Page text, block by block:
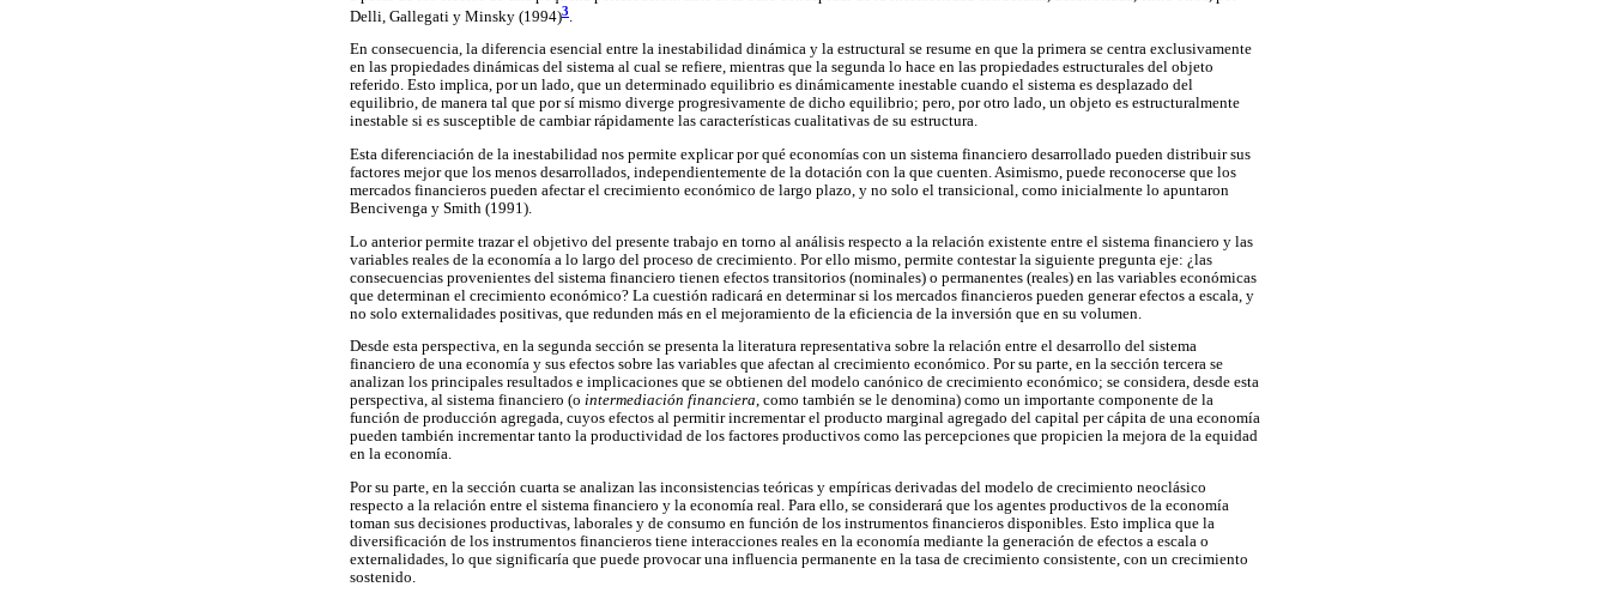
Delli, Gallegati y Minsky (1994)3
En consecuencia, la diferencia esencial entre la inestabilidad dinámica y la estructural se resume en que la primera se centra exclusivamente
en las propiedades dinámicas del sistema al cual se refiere, mientras que la segunda lo hace en las propiedades estructurales del objeto
referido. Esto implica, por un lado, que un determinado equilibrio es dinámicamente inestable cuando el sistema es desplazado del
equilibrio, de manera tal que por sí mismo diverge progresivamente de dicho equilibrio; pero, por otro lado, un objeto es estructuralmente
inestable si es susceptible de cambiar rápidamente las características cualitativas de su estructura.
Esta diferenciación de la inestabilidad nos permite explicar por qué economías con un sistema financiero desarrollado pueden distribuir sus
factores mejor que los menos desarrollados, independientemente de la dotación con la que cuenten. Asimismo, puede reconocerse que los
mercados financieros pueden afectar el crecimiento económico de largo plazo, y no solo el transicional, como inicialmente lo apuntaron
Bencivenga y Smith (1991).
Lo anterior permite trazar el objetivo del presente trabajo en torno al análisis respecto a la relación existente entre el sistema financiero y las
variables reales de la economía a lo largo del proceso de crecimiento. Por ello mismo, permite contestar la siguiente pregunta eje: ¿las
consecuencias provenientes del sistema financiero tienen efectos transitorios (nominales) o permanentes (reales) en las variables económicas
que determinan el crecimiento económico? La cuestión radicará en determinar si los mercados financieros pueden generar efectos a escala, y
no solo externalidades positivas, que redunden más en el mejoramiento de la eficiencia de la inversión que en su volumen.
Desde esta perspectiva, en la segunda sección se presenta la literatura representativa sobre la relación entre el desarrollo del sistema
financiero de una economía y sus efectos sobre las variables que afectan al crecimiento económico. Por su parte, en la sección tercera se
analizan los principales resultados e implicaciones que se obtienen del modelo canónico de crecimiento económico; se considera, desde esta
perspectiva, al sistema financiero (o intermediación financiera, como también se le denomina) como un importante componente de la
función de producción agregada, cuyos efectos al permitir incrementar el producto marginal agregado del capital per cápita de una economía
pueden también incrementar tanto la productividad de los factores productivos como las percepciones que propicien la mejora de la equidad
en la economía.
Por su parte, en la sección cuarta se analizan las inconsistencias teóricas y empíricas derivadas del modelo de crecimiento neoclásico
respecto a la relación entre el sistema financiero y la economía real. Para ello, se considerará que los agentes productivos de la economía
toman sus decisiones productivas, laborales y de consumo en función de los instrumentos financieros disponibles. Esto implica que la
diversificación de los instrumentos financieros tiene interacciones reales en la economía mediante la generación de efectos a escala o
externalidades, lo que significaría que puede provocar una influencia permanente en la tasa de crecimiento consistente, con un crecimiento
sostenido.